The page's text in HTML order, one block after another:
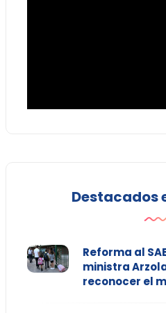
Destacados
Reforma al
ministra
reconocer el